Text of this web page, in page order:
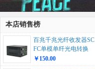
本店销售榜
百兆千兆光纤收发器SC
FC单模单纤光电转换
器...
￥150.00